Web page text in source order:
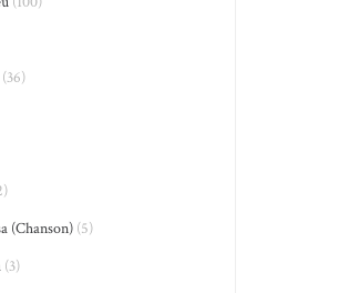
(36)
(Chanson) (5)
(3)